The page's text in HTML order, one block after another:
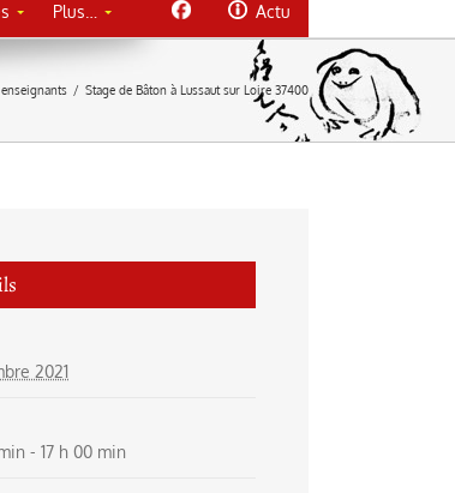
Plus… Actu
/ Stage de Bâton à Lussaut sur Loire 37400
2021
- 17 h 00 min